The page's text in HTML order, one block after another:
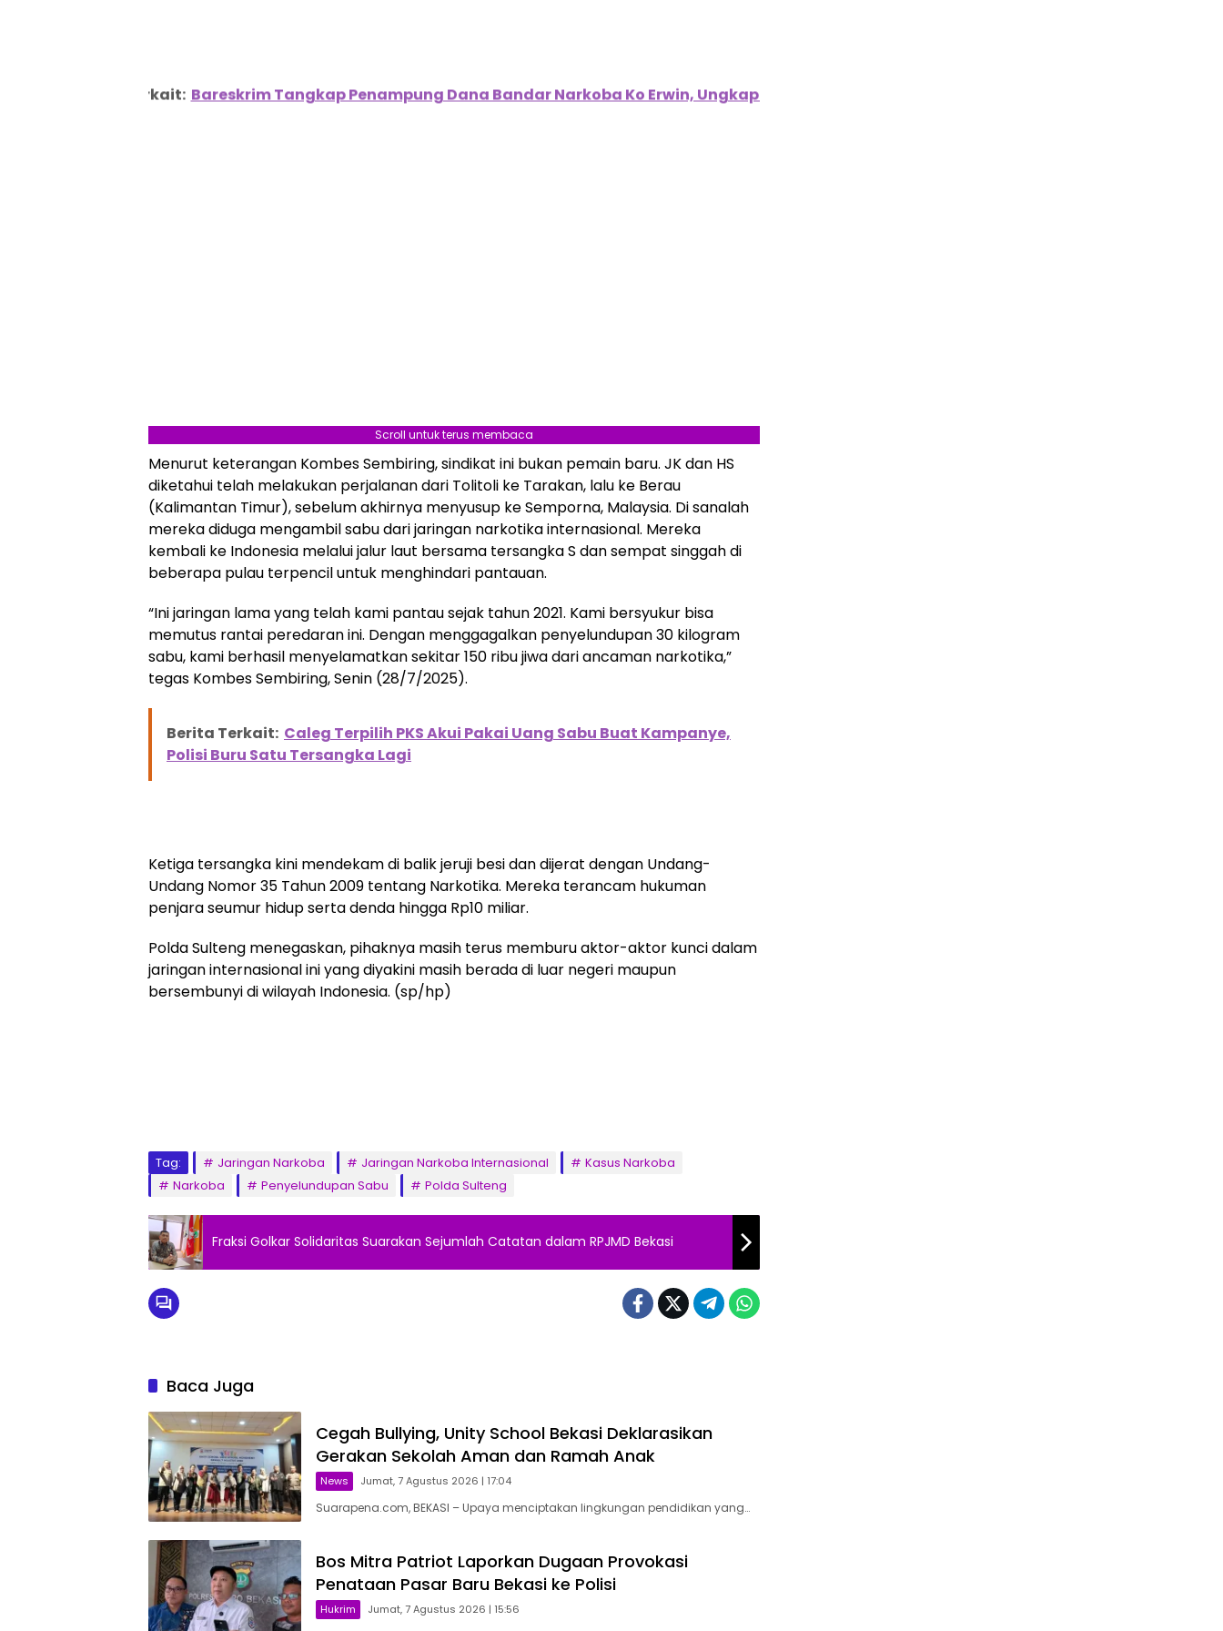
Berita Terkait: Bareskrim Tangkap Penampung Dana Bandar Narkoba Ko Erwin, Ungkap Alirannya
Scroll untuk terus membaca
Menurut keterangan Kombes Sembiring, sindikat ini bukan pemain baru. JK dan HS
diketahui telah melakukan perjalanan dari Tolitoli ke Tarakan, lalu ke Berau
(Kalimantan Timur), sebelum akhirnya menyusup ke Semporna, Malaysia. Di sanalah
mereka diduga mengambil sabu dari jaringan narkotika internasional. Mereka
kembali ke Indonesia melalui jalur laut bersama tersangka S dan sempat singgah di
beberapa pulau terpencil untuk menghindari pantauan.
“Ini jaringan lama yang telah kami pantau sejak tahun 2021. Kami bersyukur bisa
memutus rantai peredaran ini. Dengan menggagalkan penyelundupan 30 kilogram
sabu, kami berhasil menyelamatkan sekitar 150 ribu jiwa dari ancaman narkotika,”
tegas Kombes Sembiring, Senin (28/7/2025).
Berita Terkait: Caleg Terpilih PKS Akui Pakai Uang Sabu Buat Kampanye,
Polisi Buru Satu Tersangka Lagi
Ketiga tersangka kini mendekam di balik jeruji besi dan dijerat dengan Undang-
Undang Nomor 35 Tahun 2009 tentang Narkotika. Mereka terancam hukuman
penjara seumur hidup serta denda hingga Rp10 miliar.
Polda Sulteng menegaskan, pihaknya masih terus memburu aktor-aktor kunci dalam
jaringan internasional ini yang diyakini masih berada di luar negeri maupun
bersembunyi di wilayah Indonesia. (sp/hp)
Tag: Jaringan Narkoba Jaringan Narkoba Internasional
Kasus Narkoba
Narkoba
Penyelundupan Sabu Polda Sulteng
Fraksi Golkar Solidaritas Suarakan Sejumlah Catatan dalam RPJMD Bekasi
Baca Juga
Cegah Bullying, Unity School Bekasi Deklarasikan
Gerakan Sekolah Aman dan Ramah Anak
News Jumat, 7 Agustus 2026 | 17:04
Suarapena.com, BEKASI – Upaya menciptakan lingkungan pendidikan yang…
Bos Mitra Patriot Laporkan Dugaan Provokasi
Penataan Pasar Baru Bekasi ke Polisi
Hukrim Jumat, 7 Agustus 2026 | 15:56